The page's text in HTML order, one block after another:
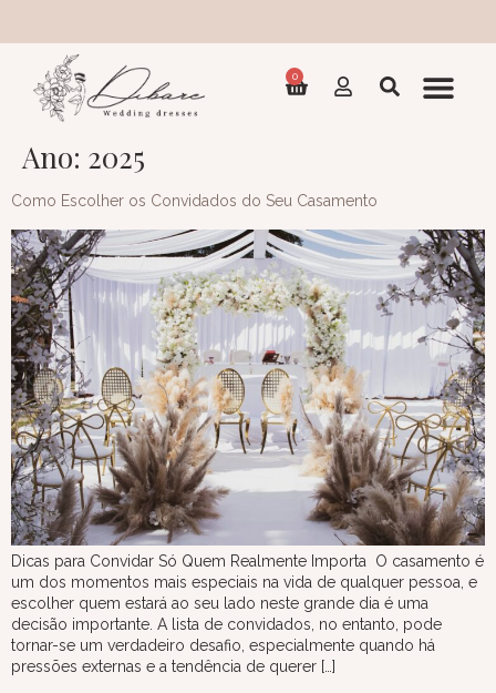
0
Ano: 2025
Como Escolher os Convidados do Seu Casamento
Dicas para Convidar Só Quem Realmente Importa O casamento é
um dos momentos mais especiais na vida de qualquer pessoa, e
escolher quem estará ao seu lado neste grande dia é uma
decisão importante. A lista de convidados, no entanto, pode
tornar-se um verdadeiro desafio, especialmente quando há
pressões externas e a tendência de querer […]